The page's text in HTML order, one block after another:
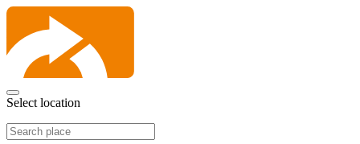
Select location